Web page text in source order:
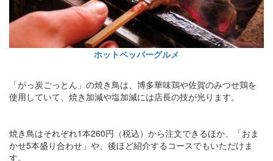
ホットペッパーグルメ
「がっ炭ごっとん」の焼き鳥は、博多華味鶏や佐賀のみつせ鶏を
使用していて、焼き加減や塩加減には店長の技が光ります。
焼き鳥はそれぞれ1本260円（税込）から注文できるほか、「おま
かせ5本盛り合わせ」や、後ほど紹介するコースでもいただけま
す。